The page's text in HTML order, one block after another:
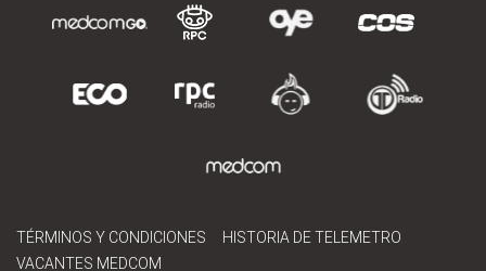
TÉRMINOS Y CONDICIONES
HISTORIA DE TELEMETRO
VACANTES MEDCOM